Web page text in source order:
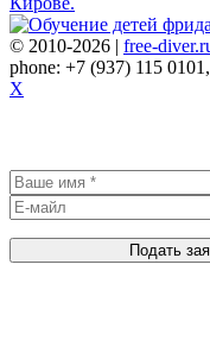
© 2010-2026 | free-
phone: +7 (937) 115
X